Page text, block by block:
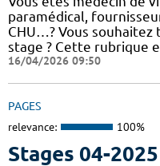
paramédical,
CHU…? Vous souhaitez
stage ? Cette rubrique
16/04/2026 09:50
PAGES
relevance: 100%
Stages 04-2025